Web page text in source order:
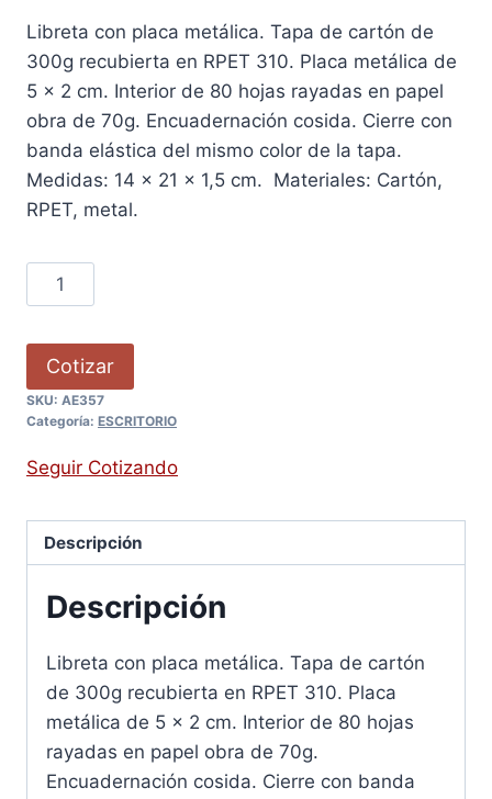
Libreta con placa metálica. Tapa de cartón de
300g recubierta en RPET 310. Placa metálica de
5 x 2 cm. Interior de 80 hojas rayadas en papel
obra de 70g. Encuadernación cosida. Cierre con
banda elástica del mismo color de la tapa.
Medidas: 14 x 21 x 1,5 cm. Materiales: Cartón,
RPET, metal.
Cotizar
SKU: AE357
Categoría: ESCRITORIO
Seguir Cotizando
Descripción
Descripción
Libreta con placa metálica. Tapa de cartón
de 300g recubierta en RPET 310. Placa
metálica de 5 x 2 cm. Interior de 80 hojas
rayadas en papel obra de 70g.
Encuadernación cosida. Cierre con banda